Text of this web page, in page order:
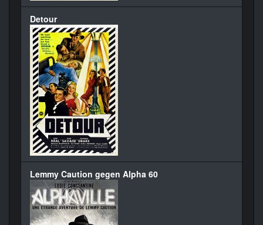
Detour
Lemmy Caution gegen Alpha 60